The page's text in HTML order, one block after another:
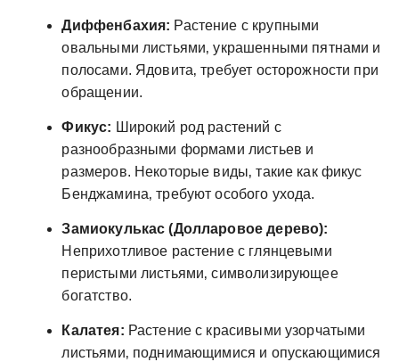
Диффенбахия: Растение с крупными
овальными листьями‚ украшенными пятнами и
полосами. Ядовита‚ требует осторожности при
обращении.
Фикус: Широкий род растений с
разнообразными формами листьев и
размеров. Некоторые виды‚ такие как фикус
Бенджамина‚ требуют особого ухода.
Замиокулькас (Долларовое дерево):
Неприхотливое растение с глянцевыми
перистыми листьями‚ символизирующее
богатство.
Калатея: Растение с красивыми узорчатыми
листьями‚ поднимающимися и опускающимися